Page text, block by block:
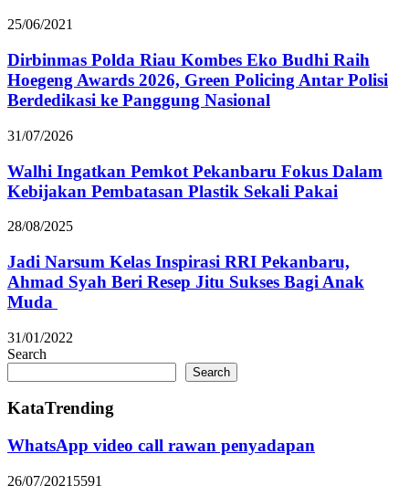
25/06/2021
Dirbinmas Polda Riau Kombes Eko Budhi Raih
Hoegeng Awards 2026, Green Policing Antar Polisi
Berdedikasi ke Panggung Nasional
31/07/2026
Walhi Ingatkan Pemkot Pekanbaru Fokus Dalam
Kebijakan Pembatasan Plastik Sekali Pakai
28/08/2025
Jadi Narsum Kelas Inspirasi RRI Pekanbaru,
Ahmad Syah Beri Resep Jitu Sukses Bagi Anak
Muda
31/01/2022
Search
Search
KataTrending
WhatsApp video call rawan penyadapan
26/07/2021 5591